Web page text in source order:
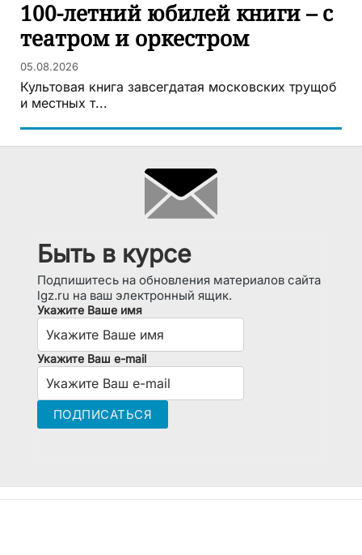
100-летний юбилей книги – с
театром и оркестром
05.08.2026
Культовая книга завсегдатая московских трущоб
и местных т...
Быть в курсе
Подпишитесь на обновления материалов сайта
lgz.ru на ваш электронный ящик.
Укажите Ваше имя
Укажите Ваш e-mail